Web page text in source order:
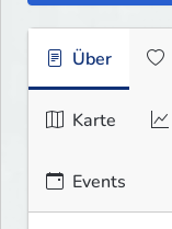
Über
Karte
Events